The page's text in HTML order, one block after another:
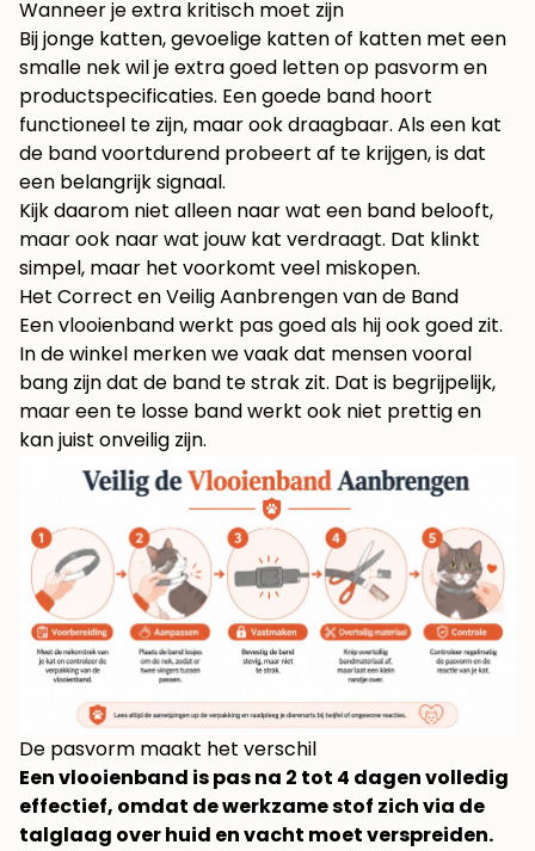
Wanneer je extra kritisch moet zijn
Bij jonge katten, gevoelige katten of katten met een
smalle nek wil je extra goed letten op pasvorm en
productspecificaties. Een goede band hoort
functioneel te zijn, maar ook draagbaar. Als een kat
de band voortdurend probeert af te krijgen, is dat
een belangrijk signaal.
Kijk daarom niet alleen naar wat een band belooft,
maar ook naar wat jouw kat verdraagt. Dat klinkt
simpel, maar het voorkomt veel miskopen.
Het Correct en Veilig Aanbrengen van de Band
Een vlooienband werkt pas goed als hij ook goed zit.
In de winkel merken we vaak dat mensen vooral
bang zijn dat de band te strak zit. Dat is begrijpelijk,
maar een te losse band werkt ook niet prettig en
kan juist onveilig zijn.
De pasvorm maakt het verschil
Een vlooienband is pas na 2 tot 4 dagen volledig
effectief, omdat de werkzame stof zich via de
talglaag over huid en vacht moet verspreiden.